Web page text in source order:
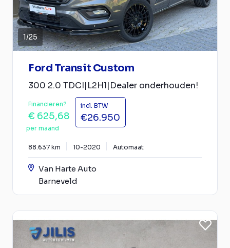
1/25
Ford Transit Custom
300 2.0 TDCI|L2H1|Dealer onderhouden!
Financieren?
€ 625,68
per maand
incl. BTW
€26.950
88.637 km 10-2020 Automaat
Van Harte Auto
Barneveld